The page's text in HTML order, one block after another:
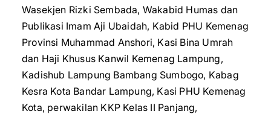
Wasekjen Rizki Sembada, Wakabid Humas dan
Publikasi Imam Aji Ubaidah, Kabid PHU Kemenag
Provinsi Muhammad Anshori, Kasi Bina Umrah
dan Haji Khusus Kanwil Kemenag Lampung,
Kadishub Lampung Bambang Sumbogo, Kabag
Kesra Kota Bandar Lampung, Kasi PHU Kemenag
Kota, perwakilan KKP Kelas II Panjang,